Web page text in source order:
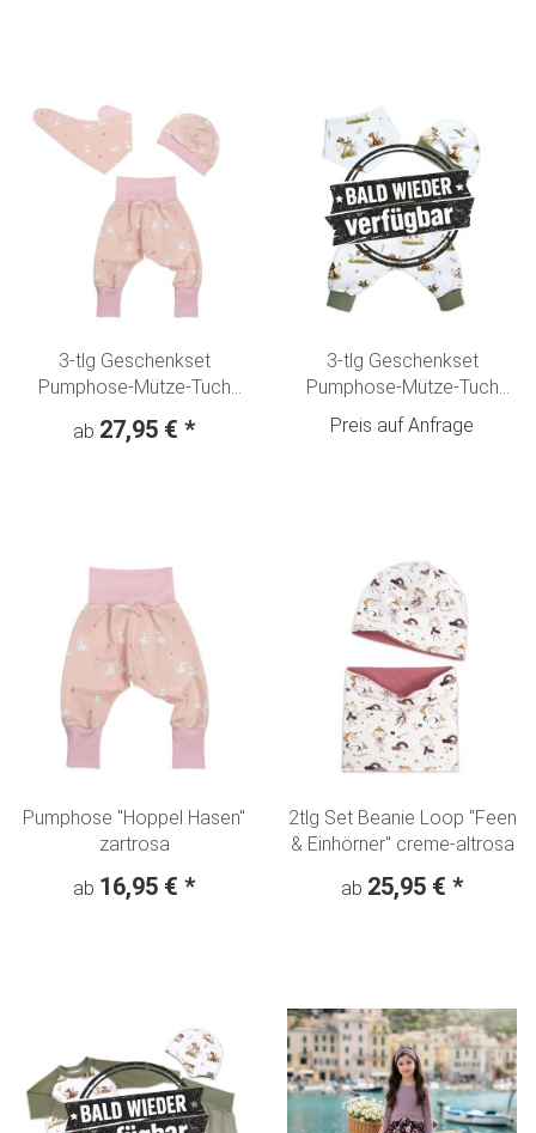
3-tlg Geschenkset
Pumphose-Mütze-Tuch
Hoppel-Hasen" rosa
ab 27,95 € *
3-tlg Geschenkset
Pumphose-Mütze-Tuch
Erstlingsoutfit "Waldtiere"
Fuchs, Hase, Rehkitz & Bär
Preis auf Anfrage
Pumphose "Hoppel Hasen"
zartrosa
ab 16,95 € *
2tlg Set Beanie Loop "Feen
& Einhörner" creme-altrosa
ab 25,95 € *